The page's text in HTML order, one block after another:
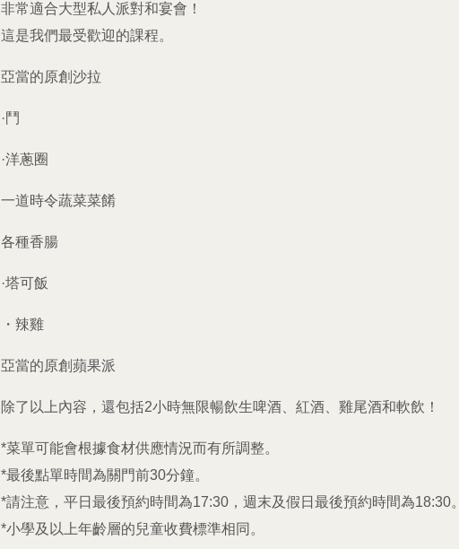
非常適合大型私人派對和宴會！
這是我們最受歡迎的課程。
亞當的原創沙拉
·鬥
·洋蔥圈
一道時令蔬菜菜餚
各種香腸
·塔可飯
・辣雞
亞當的原創蘋果派
除了以上內容，還包括2小時無限暢飲生啤酒、紅酒、雞尾酒和軟飲！
*菜單可能會根據食材供應情況而有所調整。
*最後點單時間為關門前30分鐘。
*請注意，平日最後預約時間為17:30，週末及假日最後預約時間為18:30。
*小學及以上年齡層的兒童收費標準相同。